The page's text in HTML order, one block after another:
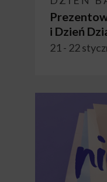
i Dzień
21 - 22